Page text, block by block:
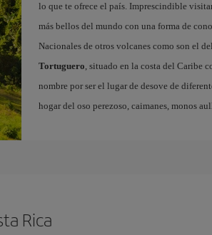
lo que te ofrece el país. Imprescindible
más bellos del mundo con una forma de
Nacionales de otros volcanes como son el del
Tortuguero, situado en la costa del Caribe
nombre por ser el lugar de desove de
hogar del oso perezoso, caimanes, monos
Rica